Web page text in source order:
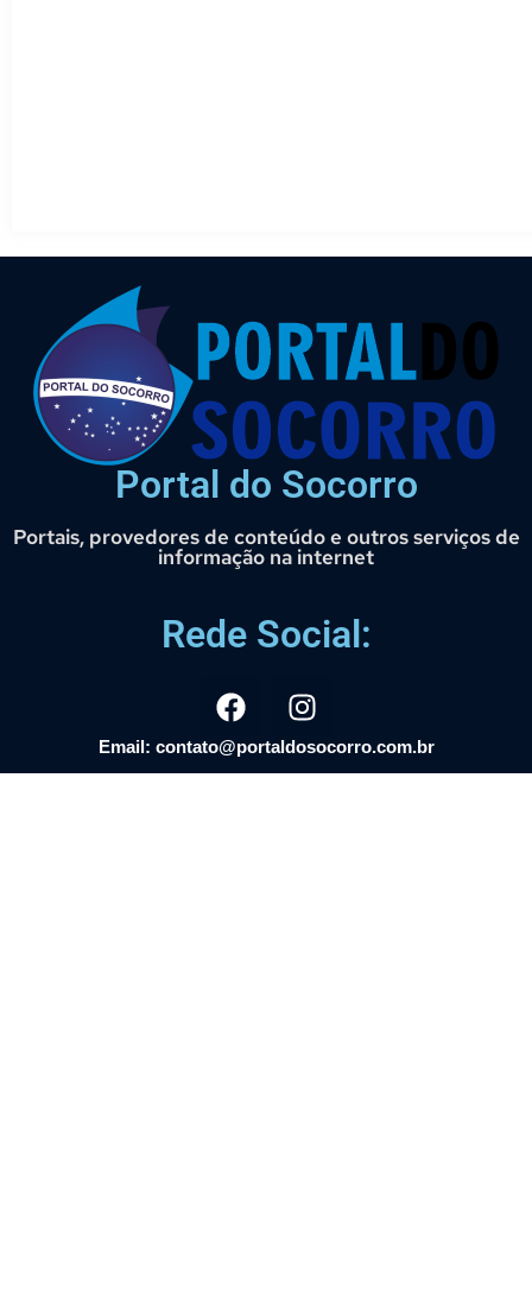
Portal do Socorro
Portais, provedores de conteúdo e outros serviços de
informação na internet
Rede Social:
Email: contato@portaldosocorro.com.br